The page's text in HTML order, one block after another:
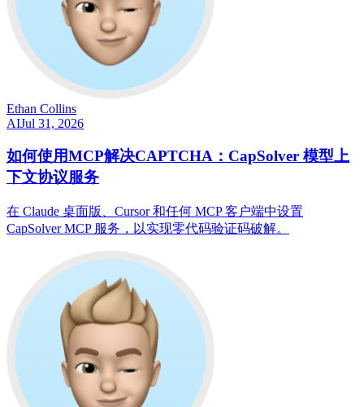
Ethan Collins
AIJul 31, 2026
如何使用MCP解决CAPTCHA：CapSolver 模型上
下文协议服务
在 Claude 桌面版、Cursor 和任何 MCP 客户端中设置
CapSolver MCP 服务，以实现零代码验证码破解。